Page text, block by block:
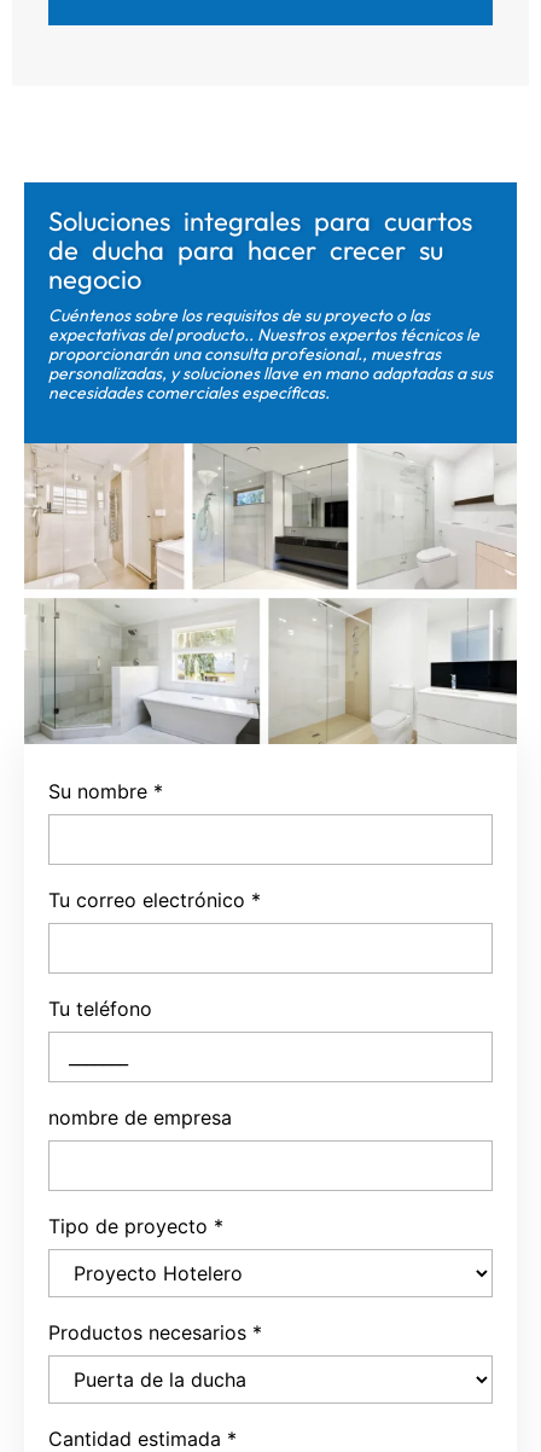
Soluciones integrales para cuartos
de ducha para hacer crecer su
negocio
Cuéntenos sobre los requisitos de su proyecto o las
expectativas del producto.. Nuestros expertos técnicos le
proporcionarán una consulta profesional., muestras
personalizadas, y soluciones llave en mano adaptadas a sus
necesidades comerciales específicas.
Su nombre *
Tu correo electrónico *
Tu teléfono
nombre de empresa
Tipo de proyecto *
Productos necesarios *
Cantidad estimada *